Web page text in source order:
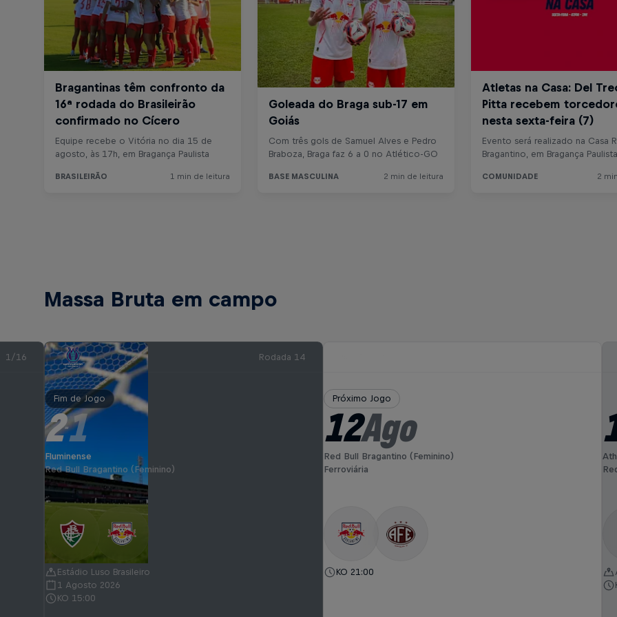
Massa Bruta em campo
1/16 Rodada 14
Fim de Jogo
2-1
Fluminense
Red Bull Bragantino (Feminino)
Estádio Luso Brasileiro
1 Agosto 2026
KO 15:00
Próximo Jogo
12Ago
Red Bull Bragantino (Feminino)
Ferroviária
KO 21:00